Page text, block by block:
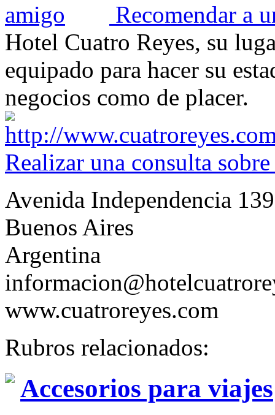
Recomendar a
Hotel Cuatro Reyes, su
equipado para hacer su
negocios como de placer.
Realizar una consulta
Avenida Independencia
Buenos Aires
Argentina
www.cuatroreyes.com
Rubros relacionados:
Accesorios para viajes